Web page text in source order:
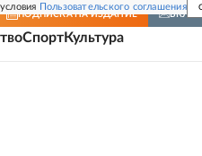
Пользовательского соглашения
ПОДПИСКА НА ИЗДАНИЕ
СпортКультура